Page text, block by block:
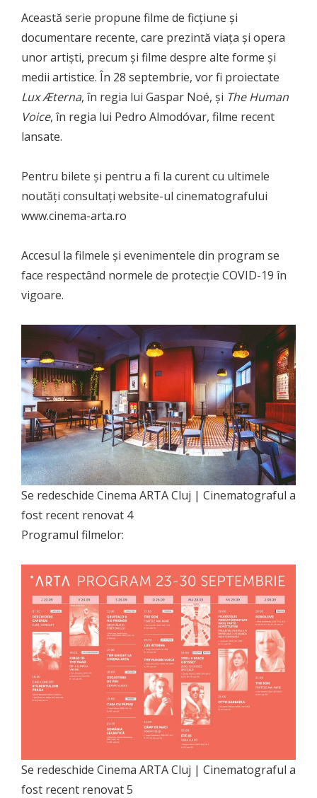
Această serie propune filme de ficțiune și
documentare recente, care prezintă viața și opera
unor artiști, precum și filme despre alte forme și
medii artistice. În 28 septembrie, vor fi proiectate
Lux Æterna, în regia lui Gaspar Noé, și The Human
Voice, în regia lui Pedro Almodóvar, filme recent
lansate.
Pentru bilete și pentru a fi la curent cu ultimele
noutăți consultați website-ul cinematografului
www.cinema-arta.ro
Accesul la filmele și evenimentele din program se
face respectând normele de protecție COVID-19 în
vigoare.
Se redeschide Cinema ARTA Cluj | Cinematograful a
fost recent renovat 4
Programul filmelor:
Se redeschide Cinema ARTA Cluj | Cinematograful a
fost recent renovat 5